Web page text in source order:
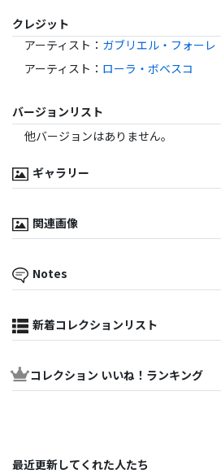
クレジット
アーティスト ： ガブリエル・フォーレ
アーティスト ： ローラ・ボベスコ
バージョンリスト
他バージョンはありません。
ギャラリー
関連画像
Notes
新着コレクションリスト
コレクション いいね！ランキング
最近更新してくれた人たち